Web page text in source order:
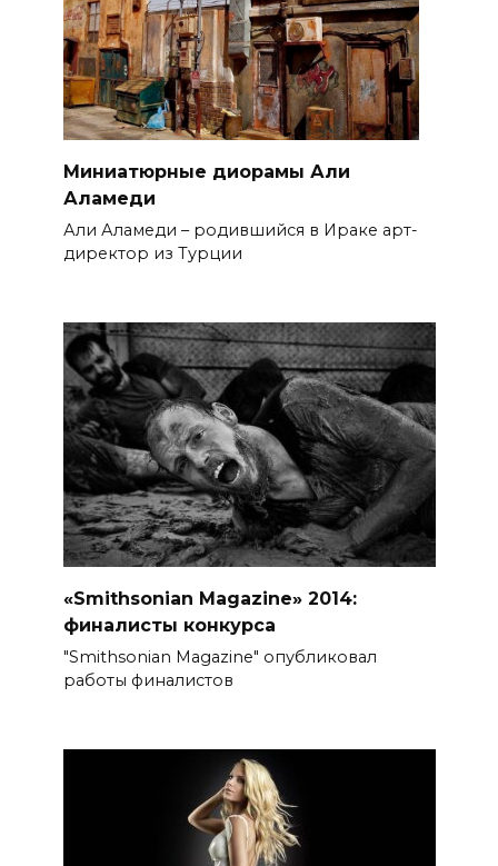
Миниатюрные диорамы Али
Аламеди
Али Аламеди – родившийся в Ираке арт-
директор из Турции
«Smithsonian Magazine» 2014:
финалисты конкурса
"Smithsonian Magazine" опубликовал
работы финалистов